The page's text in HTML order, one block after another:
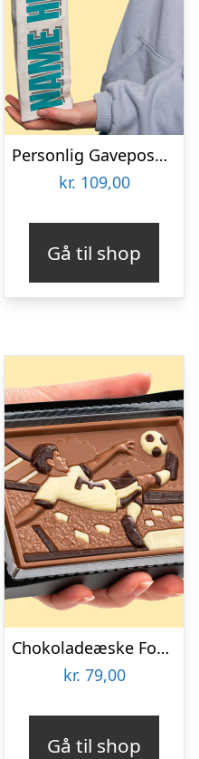
Personlig Gavepose til vin med Tekst
kr. 109,00
Gå til shop
Chokoladeæske Fodboldspiller
kr. 79,00
Gå til shop